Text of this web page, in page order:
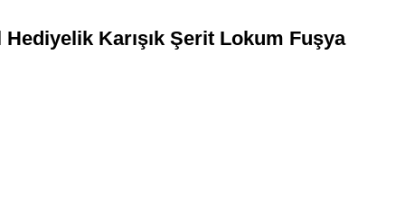
Karışık Şerit Lokum Fuşya